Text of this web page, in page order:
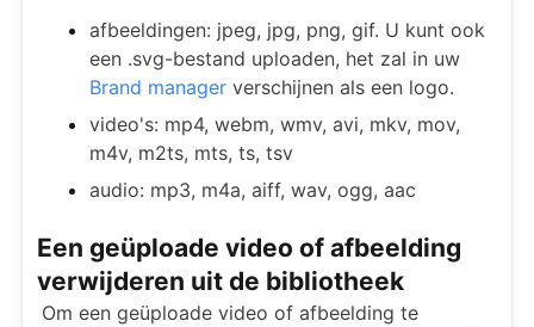
afbeeldingen: jpeg, jpg, png, gif. U kunt ook
een .svg-bestand uploaden, het zal in uw
Brand manager verschijnen als een logo.
video's: mp4, webm, wmv, avi, mkv, mov,
m4v, m2ts, mts, ts, tsv
audio: mp3, m4a, aiff, wav, ogg, aac
Een geüploade video of afbeelding
verwijderen uit de bibliotheek
Om een geüploade video of afbeelding te